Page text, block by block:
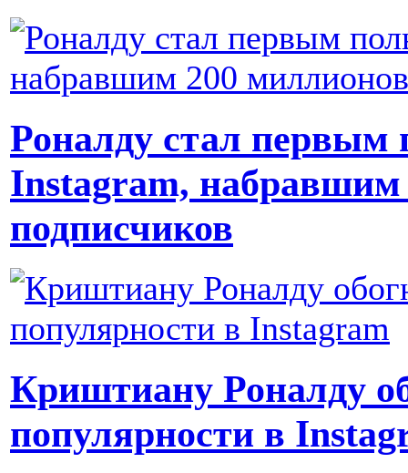
Роналду стал первым
Instagram,
подписчиков
Криштиану Роналду
популярности в